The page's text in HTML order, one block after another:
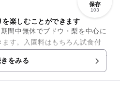
保存
103
楽しむことができます
間中無休でブドウ・梨を中心に
す。入園料はもちろん試食付
っても新鮮！事前に予約が必要
...をみる